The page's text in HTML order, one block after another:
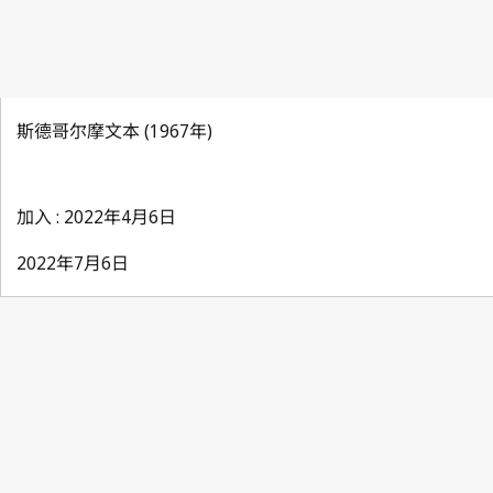
斯德哥尔摩文本 (1967年)
加入 : 2022年4月6日
2022年7月6日